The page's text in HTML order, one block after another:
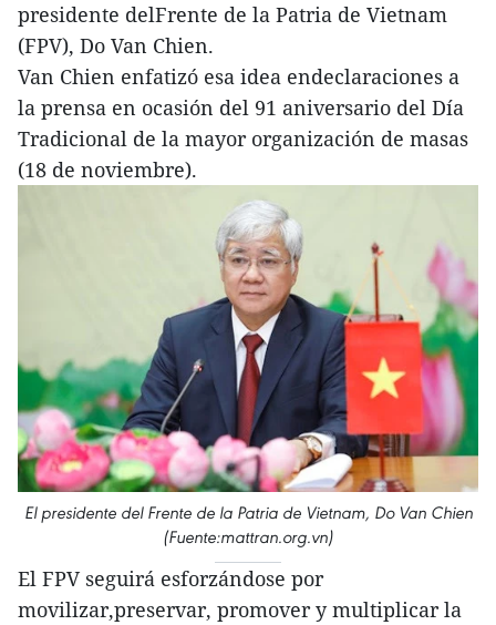
presidente delFrente de la Patria de Vietnam
(FPV), Do Van Chien.
Van Chien enfatizó esa idea endeclaraciones a
la prensa en ocasión del 91 aniversario del Día
Tradicional de la mayor organización de masas
(18 de noviembre).
El presidente del Frente de la Patria de Vietnam, Do Van Chien
(Fuente:mattran.org.vn)
El FPV seguirá esforzándose por
movilizar,preservar, promover y multiplicar la